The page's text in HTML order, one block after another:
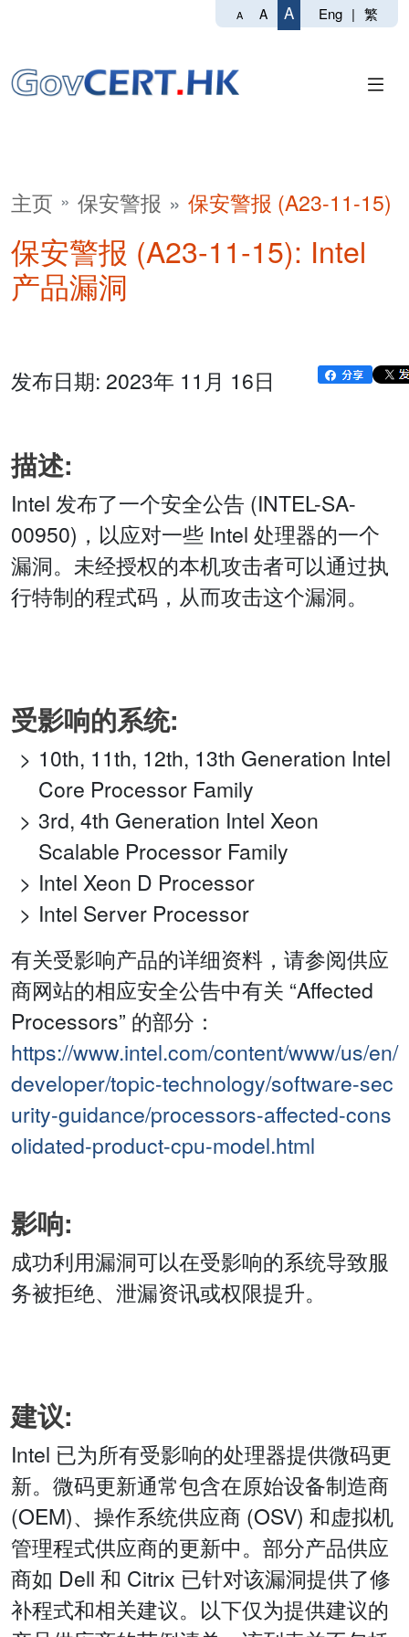
A A A Eng | 繁
主页 保安警报 保安警报 (A23-11-15)
保安警报 (A23-11-15): Intel
产品漏洞
发布日期: 2023年 11月 16日
描述:
Intel 发布了一个安全公告 (INTEL-SA-
00950)，以应对一些 Intel 处理器的一个
漏洞。未经授权的本机攻击者可以通过执
行特制的程式码，从而攻击这个漏洞。
受影响的系统:
10th, 11th, 12th, 13th Generation Intel
Core Processor Family
3rd, 4th Generation Intel Xeon
Scalable Processor Family
Intel Xeon D Processor
Intel Server Processor
有关受影响产品的详细资料，请参阅供应
商网站的相应安全公告中有关 “Affected
Processors” 的部分：
https://www.intel.com/content/www/us/en/
developer/topic-technology/software-sec
urity-guidance/processors-affected-cons
olidated-product-cpu-model.html
影响:
成功利用漏洞可以在受影响的系统导致服
务被拒绝、泄漏资讯或权限提升。
建议:
Intel 已为所有受影响的处理器提供微码更
新。微码更新通常包含在原始设备制造商
(OEM)、操作系统供应商 (OSV) 和虚拟机
管理程式供应商的更新中。部分产品供应
商如 Dell 和 Citrix 已针对该漏洞提供了修
补程式和相关建议。以下仅为提供建议的